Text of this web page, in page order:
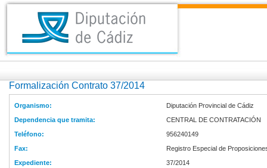
Formalización Contrato 37/2014
Organismo:
Diputación Provincial de Cádiz
Dependencia que tramita:
CENTRAL DE CONTRATACIÓN
Teléfono:
956240149
Fax:
Registro Especial de
Expediente:
37/2014